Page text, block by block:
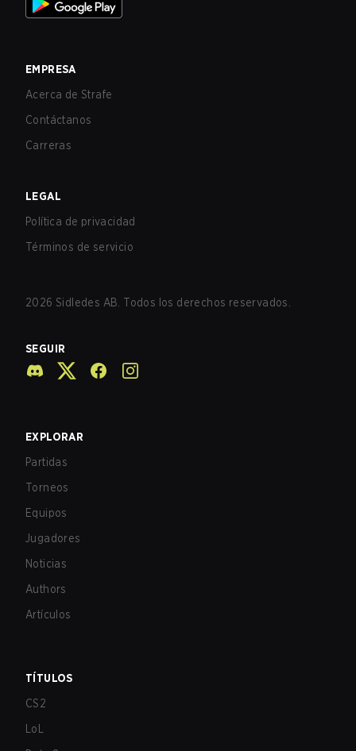
EMPRESA
Acerca de Strafe
Contáctanos
Carreras
LEGAL
Política de privacidad
Términos de servicio
2026 Sidledes AB. Todos los derechos reservados.
SEGUIR
EXPLORAR
Partidas
Torneos
Equipos
Jugadores
Noticias
Authors
Artículos
TÍTULOS
CS2
LoL